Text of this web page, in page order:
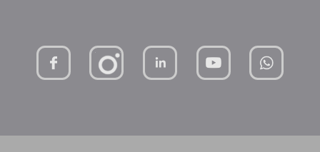
mutterhaus-xMBTtqOwC1KKBww